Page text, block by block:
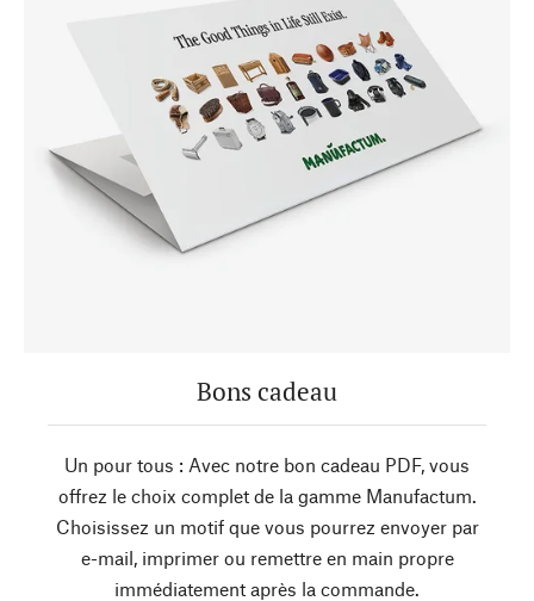
Bons cadeau
Un pour tous : Avec notre bon cadeau PDF, vous
offrez le choix complet de la gamme Manufactum.
Choisissez un motif que vous pourrez envoyer par
e-mail, imprimer ou remettre en main propre
immédiatement après la commande.